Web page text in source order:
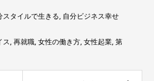
スタイルで生きる, 自分ビジネス幸せ
ス,再就職,女性の働き方,女性起業,第